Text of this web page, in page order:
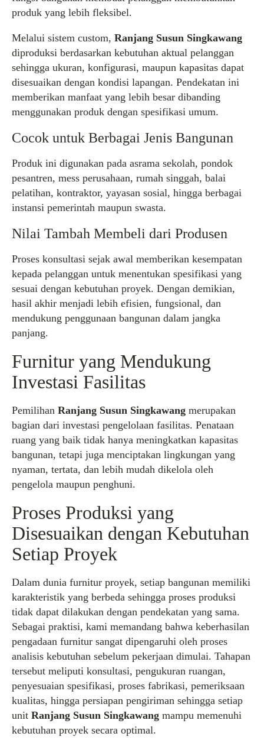
produk yang lebih fleksibel.
Melalui sistem custom, Ranjang Susun Singkawang
diproduksi berdasarkan kebutuhan aktual pelanggan
sehingga ukuran, konfigurasi, maupun kapasitas dapat
disesuaikan dengan kondisi lapangan. Pendekatan ini
memberikan manfaat yang lebih besar dibanding
menggunakan produk dengan spesifikasi umum.
Cocok untuk Berbagai Jenis Bangunan
Produk ini digunakan pada asrama sekolah, pondok
pesantren, mess perusahaan, rumah singgah, balai
pelatihan, kontraktor, yayasan sosial, hingga berbagai
instansi pemerintah maupun swasta.
Nilai Tambah Membeli dari Produsen
Proses konsultasi sejak awal memberikan kesempatan
kepada pelanggan untuk menentukan spesifikasi yang
sesuai dengan kebutuhan proyek. Dengan demikian,
hasil akhir menjadi lebih efisien, fungsional, dan
mendukung penggunaan bangunan dalam jangka
panjang.
Furnitur yang Mendukung
Investasi Fasilitas
Pemilihan Ranjang Susun Singkawang merupakan
bagian dari investasi pengelolaan fasilitas. Penataan
ruang yang baik tidak hanya meningkatkan kapasitas
bangunan, tetapi juga menciptakan lingkungan yang
nyaman, tertata, dan lebih mudah dikelola oleh
pengelola maupun penghuni.
Proses Produksi yang
Disesuaikan dengan Kebutuhan
Setiap Proyek
Dalam dunia furnitur proyek, setiap bangunan memiliki
karakteristik yang berbeda sehingga proses produksi
tidak dapat dilakukan dengan pendekatan yang sama.
Sebagai praktisi, kami memandang bahwa keberhasilan
pengadaan furnitur sangat dipengaruhi oleh proses
analisis kebutuhan sebelum pekerjaan dimulai. Tahapan
tersebut meliputi konsultasi, pengukuran ruangan,
penyesuaian spesifikasi, proses fabrikasi, pemeriksaan
kualitas, hingga persiapan pengiriman sehingga setiap
unit Ranjang Susun Singkawang mampu memenuhi
kebutuhan proyek secara optimal.